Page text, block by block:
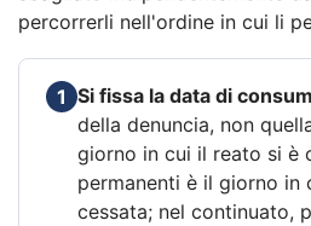
percorrerli nell'ordine in cui li
1 Si fissa la data di
della denuncia, non
giorno in cui il reato si è
permanenti è il giorno in
cessata; nel continuato,